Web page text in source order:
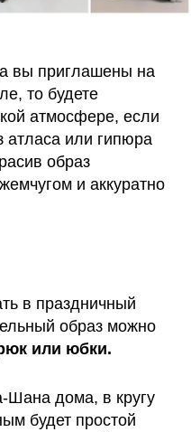
вы приглашены на
то будете
атмосфере, если
атласа или гипюра
образ
и аккуратно
в праздничный
образ можно
или юбки.
Шана дома, в кругу
будет простой